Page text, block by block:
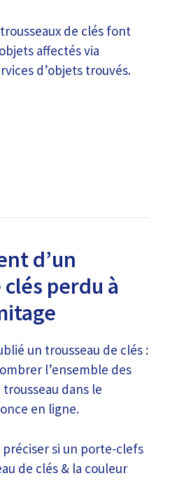
de clés font
affectés via
d’objets trouvés.
d’un
perdu à
un trousseau de clés :
l’ensemble des
dans le
en ligne.
préciser si un porte-clefs
de clés & la couleur